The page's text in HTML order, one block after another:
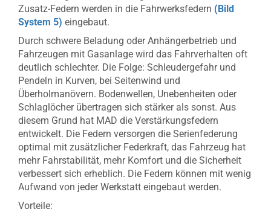
Zusatz-Federn werden in die Fahrwerksfedern (Bild
System 5) eingebaut.
Durch schwere Beladung oder Anhängerbetrieb und
Fahrzeugen mit Gasanlage wird das Fahrverhalten oft
deutlich schlechter. Die Folge: Schleudergefahr und
Pendeln in Kurven, bei Seitenwind und
Überholmanövern. Bodenwellen, Unebenheiten oder
Schlaglöcher übertragen sich stärker als sonst. Aus
diesem Grund hat MAD die Verstärkungsfedern
entwickelt. Die Federn versorgen die Serienfederung
optimal mit zusätzlicher Federkraft, das Fahrzeug hat
mehr Fahrstabilität, mehr Komfort und die Sicherheit
verbessert sich erheblich. Die Federn können mit wenig
Aufwand von jeder Werkstatt eingebaut werden.
Vorteile: